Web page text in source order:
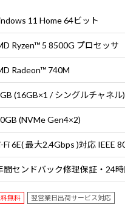
11 Home 64ビット
Ryzen™ 5 8500G プロセッサ
Radeon™ 740M
(16GB×1 / シングルチャネル)
(NVMe Gen4×2)
無料 翌営業日出荷サービス対応